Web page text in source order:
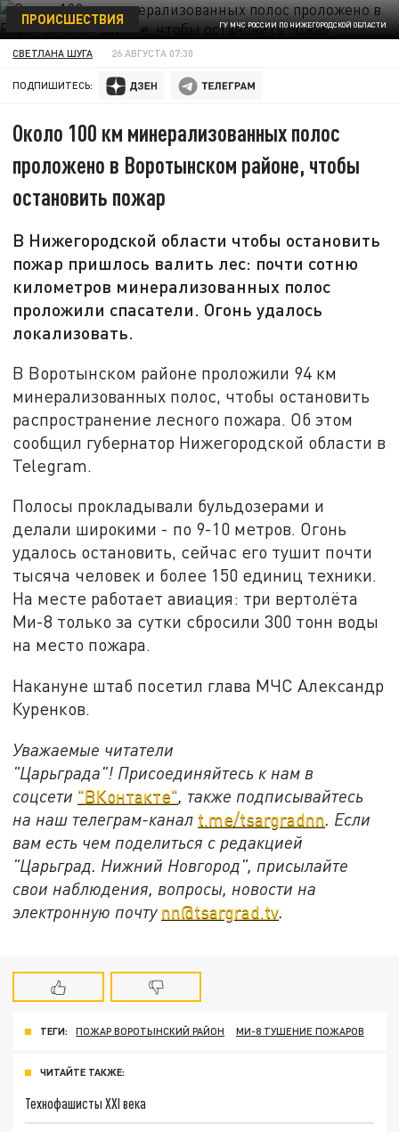
ГУ МЧС РОССИИ ПО НИЖЕГОРОДСКОЙ ОБЛАСТИ
ПРОИСШЕСТВИЯ
СВЕТЛАНА ШУГА 26 АВГУСТА 07:30
ПОДПИШИТЕСЬ:
Около 100 км минерализованных полос
проложено в Воротынском районе, чтобы
остановить пожар
В Нижегородской области чтобы остановить
пожар пришлось валить лес: почти сотню
километров минерализованных полос
проложили спасатели. Огонь удалось
локализовать.
В Воротынском районе проложили 94 км
минерализованных полос, чтобы остановить
распространение лесного пожара. Об этом
сообщил губернатор Нижегородской области в
Telegram.
Полосы прокладывали бульдозерами и
делали широкими - по 9-10 метров. Огонь
удалось остановить, сейчас его тушит почти
тысяча человек и более 150 единиц техники.
На месте работает авиация: три вертолёта
Ми-8 только за сутки сбросили 300 тонн воды
на место пожара.
Накануне штаб посетил глава МЧС Александр
Куренков.
Уважаемые читатели
"Царьграда"! Присоединяйтесь к нам в
соцсети "ВКонтакте", также подписывайтесь
на наш телеграм-канал t.me/tsargradnn. Если
вам есть чем поделиться с редакцией
"Царьград. Нижний Новгород", присылайте
свои наблюдения, вопросы, новости на
электронную почту nn@tsargrad.tv.
ТЕГИ: ПОЖАР ВОРОТЫНСКИЙ РАЙОН МИ-8 ТУШЕНИЕ ПОЖАРОВ
ЧИТАЙТЕ ТАКЖЕ:
Технофашисты XXI века